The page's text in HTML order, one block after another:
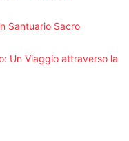
Santuario Sacro
Un Viaggio attraverso la